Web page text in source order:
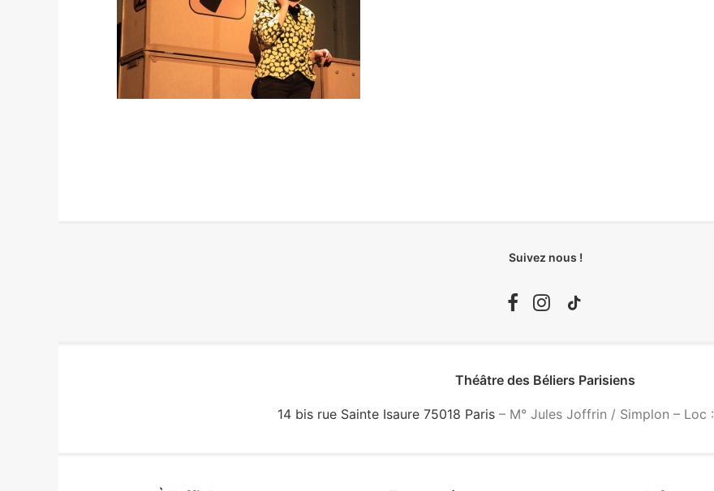
Suivez nous !
Théâtre des Béliers Parisiens
14 bis rue Sainte Isaure 75018 Paris – M° Jules Joffrin / Simplon – Loc :